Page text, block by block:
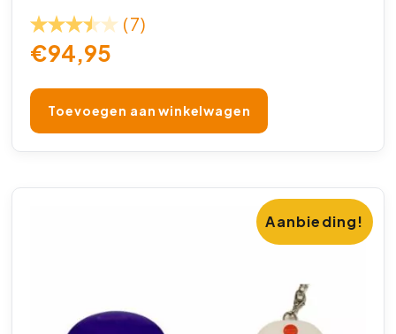
(7)
€94,95
Toevoegen aan winkelwagen
Aanbieding!